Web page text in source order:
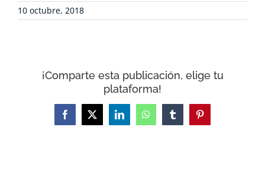
CONTACTO
10 octubre, 2018
¡Comparte esta publicación, elige tu
plataforma!
Facebook
X LinkedInWhatsAppTumblrPinterest